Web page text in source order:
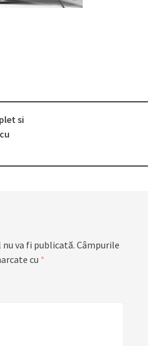
si
nu va fi publicată. Câmpurile
cu *